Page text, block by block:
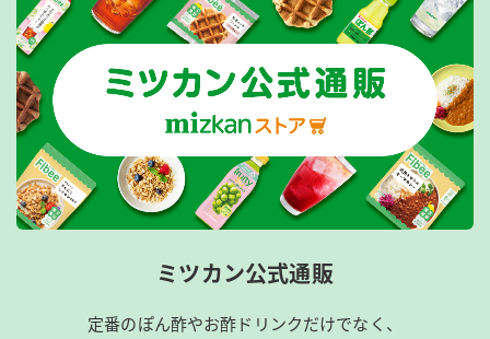
ミツカン公式通販
定番のぽん酢やお酢ドリンクだけでなく、